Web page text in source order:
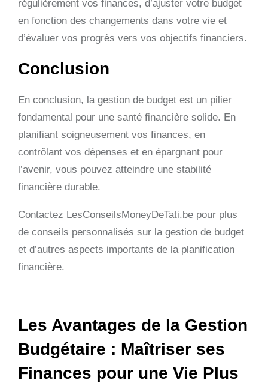
régulièrement vos finances, d’ajuster votre budget
en fonction des changements dans votre vie et
d’évaluer vos progrès vers vos objectifs financiers.
Conclusion
En conclusion, la gestion de budget est un pilier
fondamental pour une santé financière solide. En
planifiant soigneusement vos finances, en
contrôlant vos dépenses et en épargnant pour
l’avenir, vous pouvez atteindre une stabilité
financière durable.
Contactez LesConseilsMoneyDeTati.be pour plus
de conseils personnalisés sur la gestion de budget
et d’autres aspects importants de la planification
financière.
Les Avantages de la Gestion
Budgétaire : Maîtriser ses
Finances pour une Vie Plus